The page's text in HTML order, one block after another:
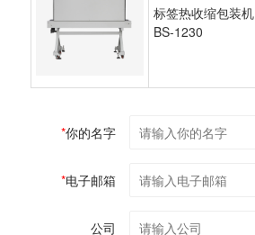
标签热收缩包装机
BS-1230
*你的名字
*电子邮箱
公司